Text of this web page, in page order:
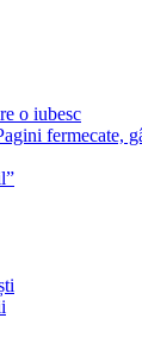
o iubesc
fermecate,